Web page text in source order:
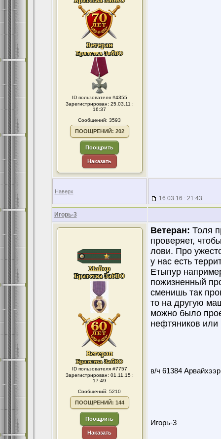
ID пользователя #4355
Зарегистрирован: 25.03.11 :
16:37
Сообщений: 3593
ПООЩРЕНИЙ: 202
Поощрить
Наказать
Наверх
16.03.16 : 21:43
Игорь-3
ID пользователя #7757
Зарегистрирован: 01.11.15 :
17:49
Сообщений: 5210
ПООЩРЕНИЙ: 144
Поощрить
Наказать
Ветеран: Толя
проверяет,
лови. Про
у нас есть
Етыпур
пожизненный
сменишь так
то на другую
можно было
нефтяников или
в/ч 61384
Игорь-3